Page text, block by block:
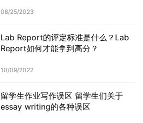
08/25/2023
Lab Report的评定标准是什么？Lab
Report如何才能拿到高分？
10/09/2022
留学生作业写作误区 留学生们关于
essay writing的各种误区